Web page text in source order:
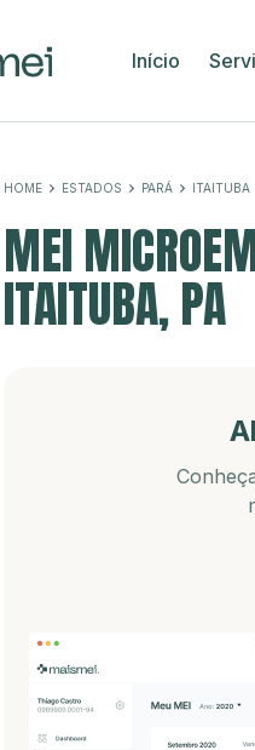
Início
HOME ESTADOS PARÁ ITAITUBA
MEI
ITAITUBA, PA